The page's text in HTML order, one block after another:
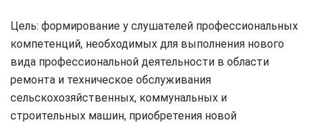
Цель: формирование у слушателей профессиональных
компетенций, необходимых для выполнения нового
вида профессиональной деятельности в области
ремонта и техническое обслуживания
сельскохозяйственных, коммунальных и
строительных машин, приобретения новой